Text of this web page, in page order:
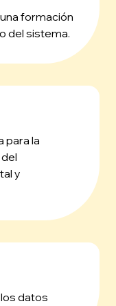
formación
del sistema.
para la
y
datos